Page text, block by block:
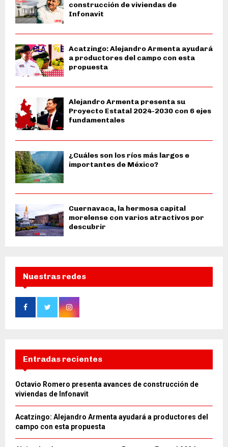
construcción de viviendas de
Infonavit
Acatzingo: Alejandro Armenta ayudará
a productores del campo con esta
propuesta
Alejandro Armenta presenta su
Proyecto Estatal 2024-2030 con 6 ejes
fundamentales
¿Cuáles son los ríos más largos e
importantes de México?
Cuernavaca, la hermosa capital
morelense con varios atractivos por
descubrir
Nuestras redes
Entradas recientes
Octavio Romero presenta avances de construcción de
viviendas de Infonavit
Acatzingo: Alejandro Armenta ayudará a productores del
campo con esta propuesta